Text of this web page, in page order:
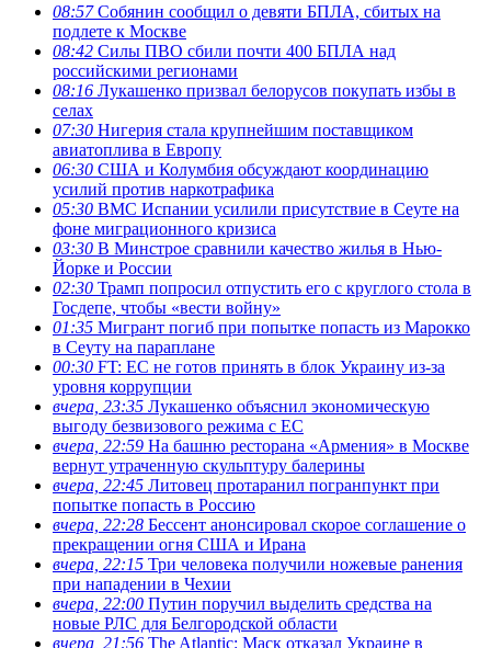
08:57Собянин сообщил о девяти БПЛА, сбитых на
подлете к Москве
08:42 Силы ПВО сбили почти 400 БПЛА над
российскими регионами
08:16 Лукашенко призвал белорусов покупать избы в
селах
07:30 Нигерия стала крупнейшим поставщиком
авиатоплива в Европу
06:30 США и Колумбия обсуждают координацию
усилий против наркотрафика
05:30 ВМС Испании усилили присутствие в Сеуте на
фоне миграционного кризиса
03:30 В Минстрое сравнили качество жилья в Нью-
Йорке и России
02:30 Трамп попросил отпустить его с круглого стола в
Госдепе, чтобы «вести войну»
01:35 Мигрант погиб при попытке попасть из Марокко
в Сеуту на параплане
00:30 FT: ЕС не готов принять в блок Украину из-за
уровня коррупции
вчера, 23:35 Лукашенко объяснил экономическую
выгоду безвизового режима с ЕС
вчера, 22:59 На башню ресторана «Армения» в Москве
вернут утраченную скульптуру балерины
вчера, 22:45 Литовец протаранил погранпункт при
попытке попасть в Россию
вчера, 22:28 Бессент анонсировал скорое соглашение о
прекращении огня США и Ирана
вчера, 22:15 Три человека получили ножевые ранения
при нападении в Чехии
вчера, 22:00 Путин поручил выделить средства на
новые РЛС для Белгородской области
вчера, 21:56 The Atlantic: Маск отказал Украине в